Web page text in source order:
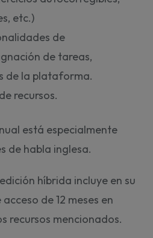
etc.)
de
de tareas,
de la plataforma.
recursos.
está especialmente
de habla inglesa.
híbrida incluye en su
de 12 meses en
recursos mencionados.